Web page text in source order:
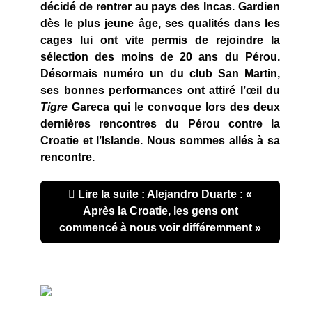
décidé de rentrer au pays des Incas. Gardien
dès le plus jeune âge, ses qualités dans les
cages lui ont vite permis de rejoindre la
sélection des moins de 20 ans du Pérou.
Désormais numéro un du club San Martin,
ses bonnes performances ont attiré l’œil du
Tigre Gareca qui le convoque lors des deux
dernières rencontres du Pérou contre la
Croatie et l’Islande. Nous sommes allés à sa
rencontre.
Lire la suite : Alejandro Duarte : «
Après la Croatie, les gens ont
commencé à nous voir différemment »